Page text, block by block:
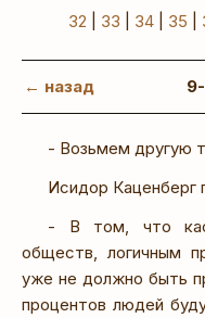
32
33 34 35
← назад
- Возьмем другую
Исидор Каценберг
- В том, что
обществ, логичным
уже не должно быть
процентов людей